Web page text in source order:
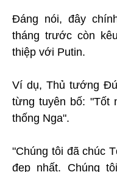
Đáng nói, đây
tháng trước còn
thiệp với Putin.
Ví dụ, Thủ tướng
từng tuyên bố: "Tốt
thống Nga".
"Chúng tôi đã chúc
đẹp nhất. Chúng